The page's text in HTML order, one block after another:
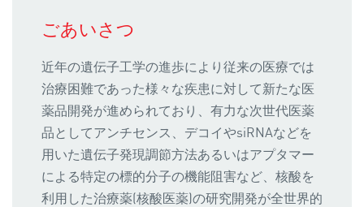
ごあいさつ
近年の遺伝子工学の進歩により従来の医療では
治療困難であった様々な疾患に対して新たな医
薬品開発が進められており、有力な次世代医薬
品としてアンチセンス、デコイやsiRNAなどを
用いた遺伝子発現調節方法あるいはアプタマー
による特定の標的分子の機能阻害など、核酸を
利用した治療薬(核酸医薬)の研究開発が全世界的